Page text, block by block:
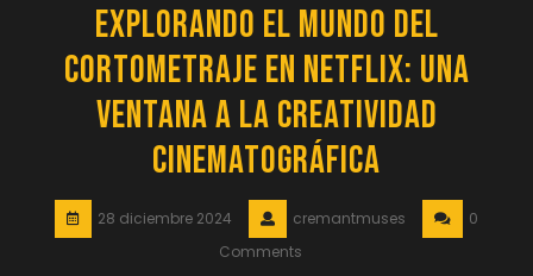
Explorando el Mundo del
Cortometraje en Netflix: Una
Ventana a la Creatividad
Cinematográfica
28 diciembre 2024 cremantmuses
0
Comments